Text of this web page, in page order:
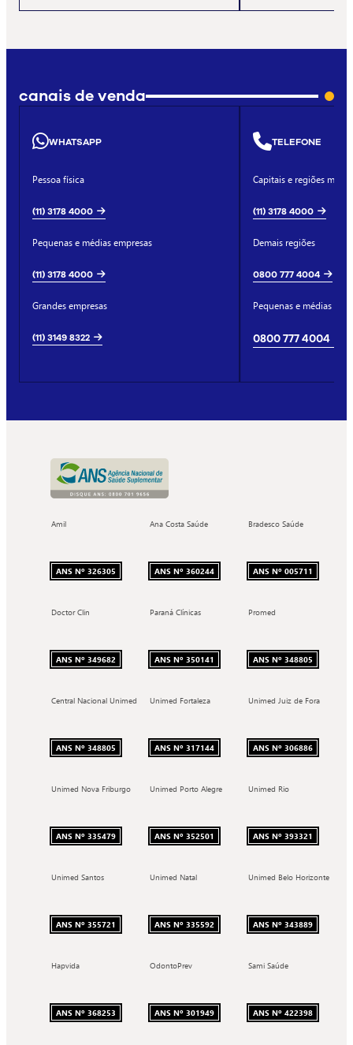
canais de venda
WHATSAPP
Pessoa física
(11) 3178 4000
Pequenas e médias empresas
(11) 3178 4000
Grandes empresas
(11) 3149 8322
TELEFONE
Capitais e regiões
(11) 3178 4000
Demais regiões
0800 777 4004
Pequenas e médias
0800 777 4004
Amil
ANS Nº 326305
Ana Costa Saúde
ANS Nº 360244
Bradesco Saúde
ANS Nº 005711
Doctor Clin
ANS Nº 349682
Paraná Clínicas
ANS Nº 350141
Promed
ANS Nº 348805
Central Nacional Unimed
ANS Nº 348805
Unimed Fortaleza
ANS Nº 317144
Unimed Juiz de Fora
ANS Nº 306886
Unimed Nova Friburgo
ANS Nº 335479
Unimed Porto Alegre
ANS Nº 352501
Unimed Rio
ANS Nº 393321
Unimed Santos
ANS Nº 355721
Unimed Natal
ANS Nº 335592
Unimed Belo Horizonte
ANS Nº 343889
Hapvida
ANS Nº 368253
OdontoPrev
ANS Nº 301949
Sami Saúde
ANS Nº 422398